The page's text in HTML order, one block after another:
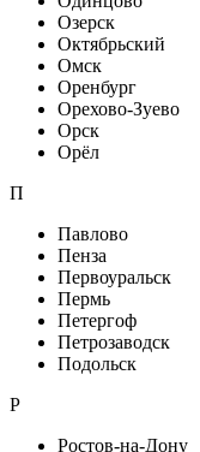
Озерск
Октябрьский
Омск
Оренбург
Орехово-Зуево
Орск
Орёл
П
Павлово
Пенза
Первоуральск
Пермь
Петергоф
Петрозаводск
Подольск
Р
Ростов-на-Дону